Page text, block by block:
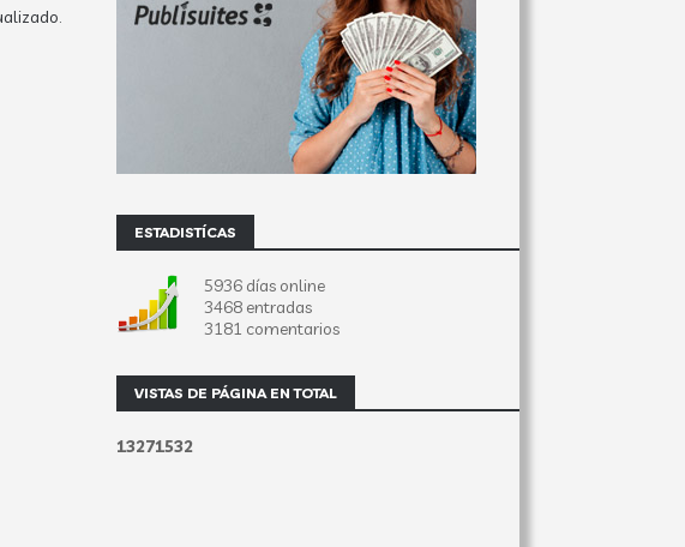
ESTADISTÍCAS
5936 días online
3468 entradas
3181 comentarios
VISTAS DE PÁGINA EN TOTAL
13271532